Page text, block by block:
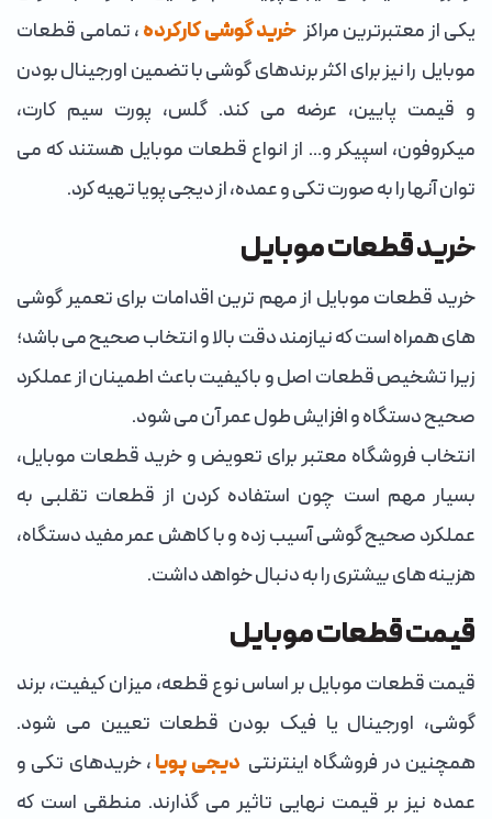
یکی از معتبرترین مراکز خرید گوشی کارکرده، تمامی قطعات
موبایل را نیز برای اکثر برندهای گوشی با تضمین اورجینال بودن
و قیمت پایین، عرضه می کند. گلس، پورت سیم کارت،
میکروفون، اسپیکر و… از انواع قطعات موبایل هستند که می
توان آنها را به صورت تکی و عمده، از دیجی پویا تهیه کرد.
خرید قطعات موبایل
خرید قطعات موبایل از مهم ترین اقدامات برای تعمیر گوشی
های همراه است که نیازمند دقت بالا و انتخاب صحیح می باشد؛
زیرا تشخیص قطعات اصل و باکیفیت باعث اطمینان از عملکرد
صحیح دستگاه و افزایش طول عمر آن می شود.
انتخاب فروشگاه معتبر برای تعویض و خرید قطعات موبایل،
بسیار مهم است چون استفاده کردن از قطعات تقلبی به
عملکرد صحیح گوشی آسیب زده و با کاهش عمر مفید دستگاه،
هزینه های بیشتری را به دنبال خواهد داشت.
قیمت قطعات موبایل
قیمت قطعات موبایل بر اساس نوع قطعه، میزان کیفیت، برند
گوشی، اورجینال یا فیک بودن قطعات تعیین می شود.
همچنین در فروشگاه اینترنتی دیجی پویا، خریدهای تکی و
عمده نیز بر قیمت نهایی تاثیر می گذارند. منطقی است که